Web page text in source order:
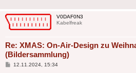
V0DAF0N3
Kabelfreak
Re: XMAS: On-Air-Design zu
(Bildersammlung)
Beitrag
12.11.2024, 15:34